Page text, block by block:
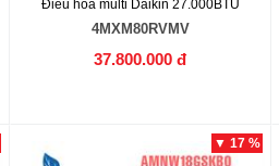
Điều hòa multi Daikin 27.000BTU
4MXM80RVMV
37.800.000 đ
▼ 17 %